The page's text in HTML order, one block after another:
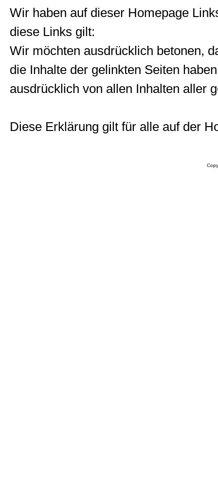
Wir haben auf dieser Homepage
diese Links gilt:
Wir möchten ausdrücklich betonen,
die Inhalte der gelinkten Seiten
ausdrücklich von allen Inhalten aller
Diese Erklärung gilt für alle auf der